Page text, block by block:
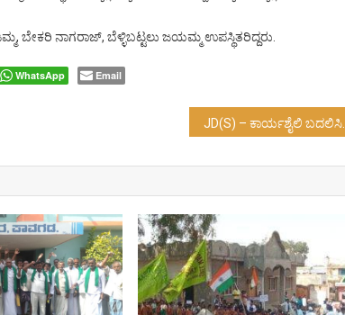
ಬೇಕರಿ ನಾಗರಾಜ್, ಬೆಳ್ಳಿಬಟ್ಟಲು ಜಯಮ್ಮ ಉಪಸ್ಥಿತರಿದ್ದರು.
WhatsApp Email